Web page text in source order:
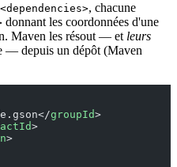
<dependencies>, chacune
donnant les coordonnées d'une
Maven les résout — et leurs
— depuis un dépôt (Maven
groupId>
>
>